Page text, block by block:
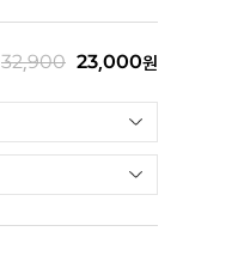
32,900 23,000원